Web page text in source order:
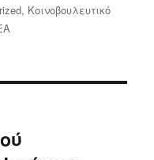
, Κοινοβουλευτικό